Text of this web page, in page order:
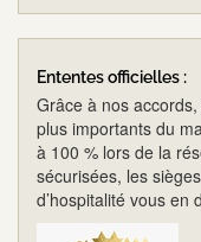
Ententes officielles :
Grâce à nos
plus importants du
à 100 % lors de la
sécurisées, les
d’hospitalité vous en